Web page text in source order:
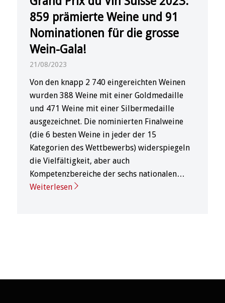
859 prämierte Weine und 91
Nominationen für die grosse
Wein-Gala!
21/08/2023
Von den knapp 2 740 eingereichten Weinen
wurden 388 Weine mit einer Goldmedaille
und 471 Weine mit einer Silbermedaille
ausgezeichnet. Die nominierten Finalweine
(die 6 besten Weine in jeder der 15
Kategorien des Wettbewerbs) widerspiegeln
die Vielfältigkeit, aber auch
Kompetenzbereiche der sechs nationalen…
Weiterlesen